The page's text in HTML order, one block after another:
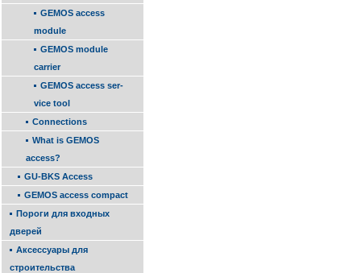
GEMOS access
module
GEMOS module
carrier
GEMOS access ser­
vice tool
Connec­tions
What is GEMOS
access?
GU-BKS Access
GEMOS access compact
Пороги для входных
дверей
Аксессуары для
строительства